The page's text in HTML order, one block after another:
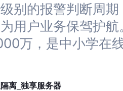
别的报警判断周
用户业务保驾护
万，是中小学在
离_独享服务器